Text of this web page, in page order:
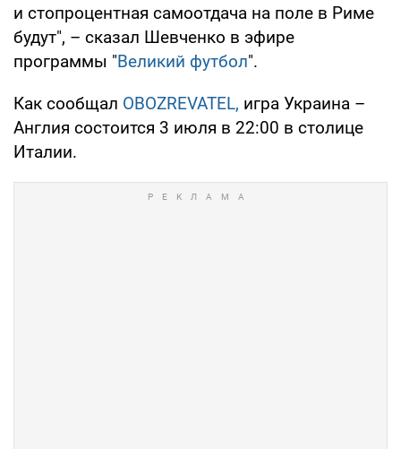
и стопроцентная самоотдача на поле в Риме
будут", – сказал Шевченко в эфире
программы "Великий футбол".
Как сообщал OBOZREVATEL, игра Украина –
Англия состоится 3 июля в 22:00 в столице
Италии.